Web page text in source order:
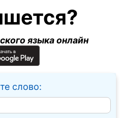
языка онлайн
слово: